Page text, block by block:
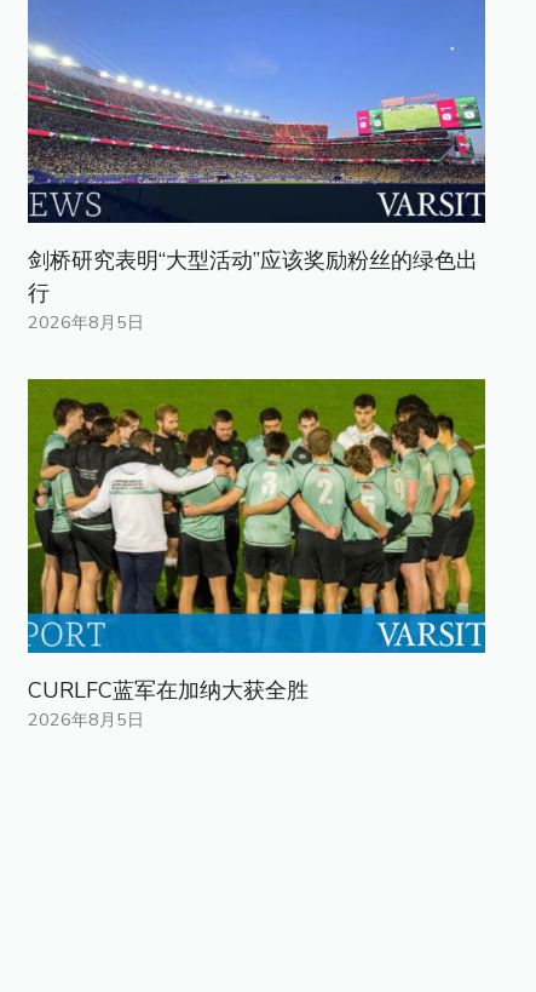
剑桥研究表明“大型活动”应该奖励粉丝的绿色出
行
2026年8月5日
CURLFC蓝军在加纳大获全胜
2026年8月5日